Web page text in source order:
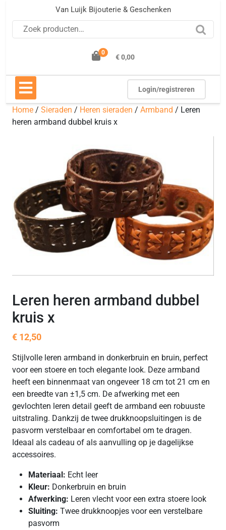
inhoud
Van Luijk Bijouterie & Geschenken
0
€ 0,00
Open
Login/registreren
Home / Sieraden / Heren sieraden / Armband / Leren
heren armband dubbel kruis x
Leren heren armband dubbel
kruis x
€ 12,50
Stijlvolle leren armband in donkerbruin en bruin, perfect
voor een stoere en toch elegante look. Deze armband
heeft een binnenmaat van ongeveer 18 cm tot 21 cm en
een breedte van ±1,5 cm. De afwerking met een
gevlochten leren detail geeft de armband een robuuste
uitstraling. Dankzij de twee drukknoopsluitingen is de
pasvorm verstelbaar en comfortabel om te dragen.
Ideaal als cadeau of als aanvulling op je dagelijkse
accessoires.
Materiaal: Echt leer
Kleur: Donkerbruin en bruin
Afwerking: Leren vlecht voor een extra stoere look
Sluiting: Twee drukknoopjes voor een verstelbare
pasvorm